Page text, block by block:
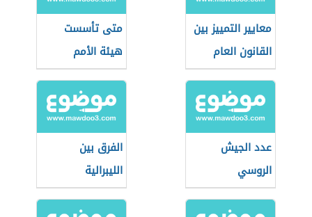
معايير التمييز بين
القانون العام
والقانون الخاص
متى تأسست
هيئة الأمم
المتحدة
عدد الجيش
الروسي
الفرق بين
الليبرالية
والعلمانية